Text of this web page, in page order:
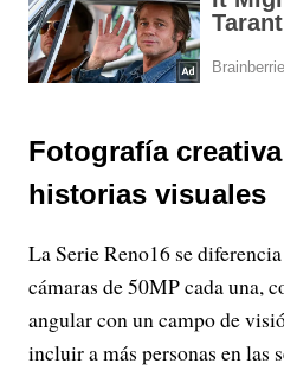
Fotografía
historias visuales
La Serie Reno16 se
cámaras de 50MP cada una,
angular con un campo de
incluir a más personas en las